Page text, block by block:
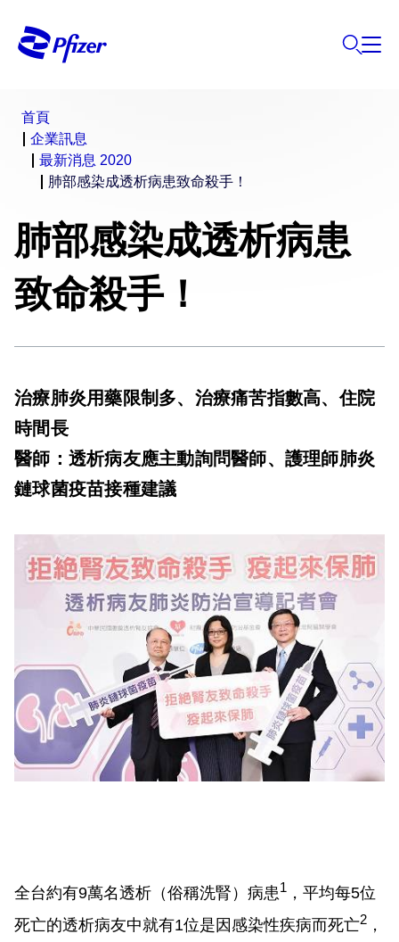
首頁
企業訊息
最新消息 2020
肺部感染成透析病患致命殺手！
肺部感染成透析病患
致命殺手！
治療肺炎用藥限制多、治療痛苦指數高、住院
時間長
醫師：透析病友應主動詢問醫師、護理師肺炎
鏈球菌疫苗接種建議
全台約有9萬名透析（俗稱洗腎）病患1 ，平均每5位
死亡的透析病友中就有1位是因感染性疾病而死亡2 ，